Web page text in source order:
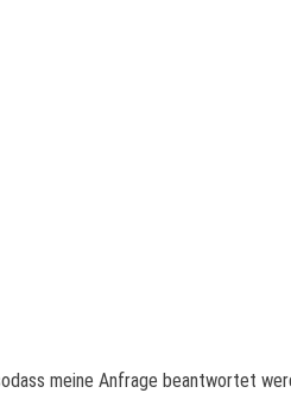
meine Anfrage beantwortet